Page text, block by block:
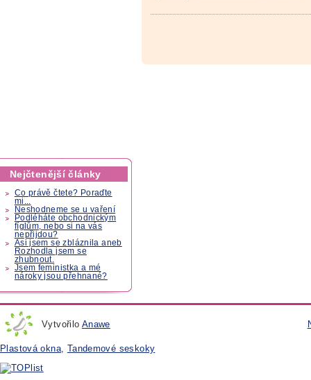
Nejčtenější články
Co právě čtete? Poraďte
mi...
Neshodneme se u vaření
Podléháte obchodnickým
fíglům, nebo si na vás
nepřijdou?
Asi jsem se zbláznila aneb
Rozhodla jsem se
zhubnout.
Jsem feministka a mé
nároky jsou přehnané?
Vytvořilo Anawe
Plastová okna, Tandemové seskoky